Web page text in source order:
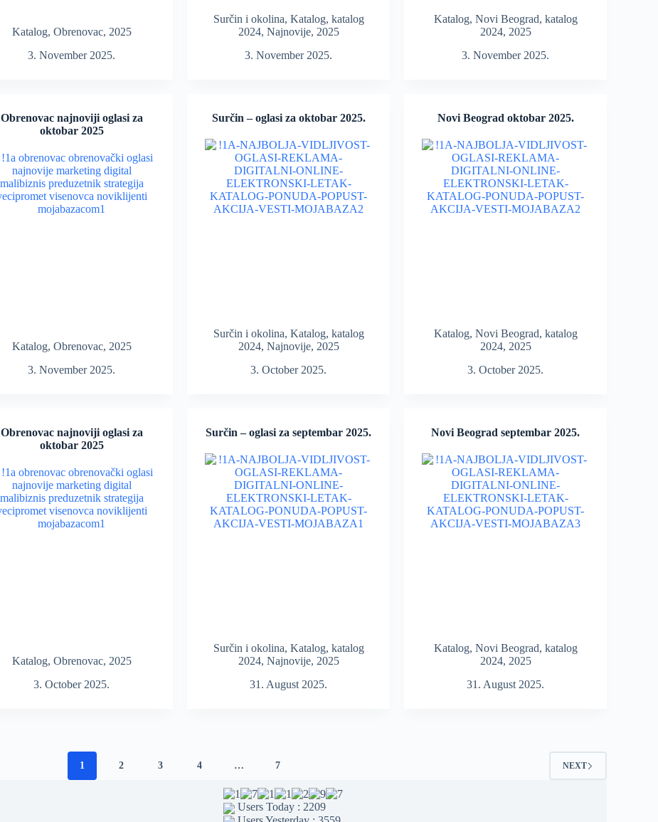
Katalog, Obrenovac, 2025
3. November 2025.
Surčin i okolina, Katalog, katalog
2024, Najnovije, 2025
3. November 2025.
Katalog, Novi Beograd, katalog
2024, 2025
3. November 2025.
Obrenovac najnoviji oglasi za
oktobar 2025
Katalog, Obrenovac, 2025
3. November 2025.
Surčin – oglasi za oktobar 2025.
Surčin i okolina, Katalog, katalog
2024, Najnovije, 2025
3. October 2025.
Novi Beograd oktobar 2025.
Katalog, Novi Beograd, katalog
2024, 2025
3. October 2025.
Obrenovac najnoviji oglasi za
oktobar 2025
Katalog, Obrenovac, 2025
3. October 2025.
Surčin – oglasi za septembar 2025.
Surčin i okolina, Katalog, katalog
2024, Najnovije, 2025
31. August 2025.
Novi Beograd septembar 2025.
Katalog, Novi Beograd, katalog
2024, 2025
31. August 2025.
1 2 3 4 … 7 NEXT
Users Today : 2209